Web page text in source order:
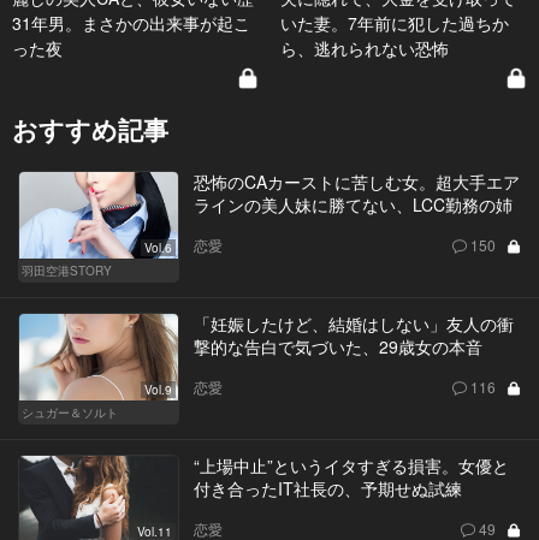
31年男。まさかの出来事が起こ
った夜
いた妻。7年前に犯した過ちか
ら、逃れられない恐怖
おすすめ記事
Vol.6
羽田空港STORY
恐怖のCAカーストに苦しむ女。超大手エア
ラインの美人妹に勝てない、LCC勤務の姉
恋愛 150
Vol.9
シュガー＆ソルト
「妊娠したけど、結婚はしない」友人の衝
撃的な告白で気づいた、29歳女の本音
恋愛 116
Vol.11
“上場中止”というイタすぎる損害。女優と
付き合ったIT社長の、予期せぬ試練
恋愛 49